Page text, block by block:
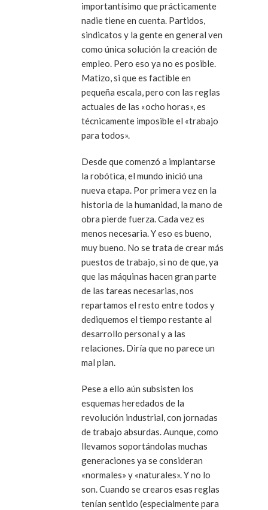
importantísimo que prácticamente
nadie tiene en cuenta. Partidos,
sindicatos y la gente en general ven
como única solución la creación de
empleo. Pero eso ya no es posible.
Matizo, si que es factible en
pequeña escala, pero con las reglas
actuales de las «ocho horas», es
técnicamente imposible el «trabajo
para todos».
Desde que comenzó a implantarse
la robótica, el mundo inició una
nueva etapa. Por primera vez en la
historia de la humanidad, la mano de
obra pierde fuerza. Cada vez es
menos necesaria. Y eso es bueno,
muy bueno. No se trata de crear más
puestos de trabajo, si no de que, ya
que las máquinas hacen gran parte
de las tareas necesarias, nos
repartamos el resto entre todos y
dediquemos el tiempo restante al
desarrollo personal y a las
relaciones. Diría que no parece un
mal plan.
Pese a ello aún subsisten los
esquemas heredados de la
revolución industrial, con jornadas
de trabajo absurdas. Aunque, como
llevamos soportándolas muchas
generaciones ya se consideran
«normales» y «naturales». Y no lo
son. Cuando se crearos esas reglas
tenían sentido (especialmente para